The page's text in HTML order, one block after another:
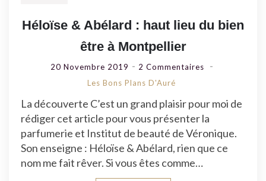
Héloïse & Abélard : haut lieu du bien
être à Montpellier
20 Novembre 2019 2 Commentaires
Sur
Abélard
:
Haut
Lieu
Les Bons Plans D'Auré
La découverte C’est un grand plaisir pour moi de
rédiger cet article pour vous présenter la
parfumerie et Institut de beauté de Véronique.
Son enseigne : Héloïse & Abélard, rien que ce
nom me fait rêver. Si vous êtes comme…